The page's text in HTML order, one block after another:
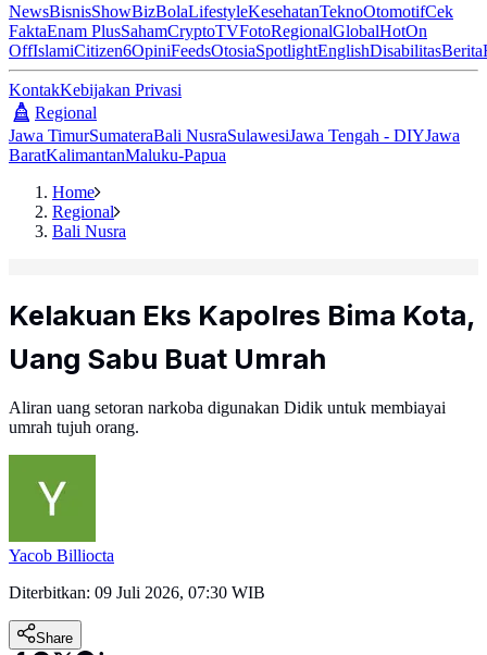
NewsBisnisShowBizBolaLifestyleKesehatanTeknoOtomotifCek
FaktaEnam PlusSahamCryptoTVFotoRegionalGlobalHotOn
OffIslamiCitizen6OpiniFeedsOtosiaSpotlightEnglishDisabilitasBerita
KontakKebijakan Privasi
Regional
Jawa TimurSumateraBali NusraSulawesiJawa Tengah - DIYJawa
BaratKalimantanMaluku-Papua
Home
Regional
Bali Nusra
Kelakuan Eks Kapolres Bima Kota,
Uang Sabu Buat Umrah
Aliran uang setoran narkoba digunakan Didik untuk membiayai
umrah tujuh orang.
Yacob Billiocta
Diterbitkan: 09 Juli 2026, 07:30 WIB
Share